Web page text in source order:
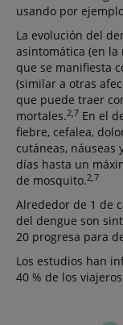
usando por
La evolución del
asintomática (en la
que se manifiesta
(similar a otras
que puede traer
mortales.2,7 En el
fiebre, cefalea,
cutáneas, náuseas
días hasta un
de mosquito.2,7
Alrededor de 1 de
del dengue son
20 progresa para
Los estudios han
40 % de los